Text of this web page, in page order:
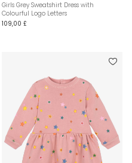
Girls Grey Sweatshirt Dress with
Colourful Logo Letters
109,00 £